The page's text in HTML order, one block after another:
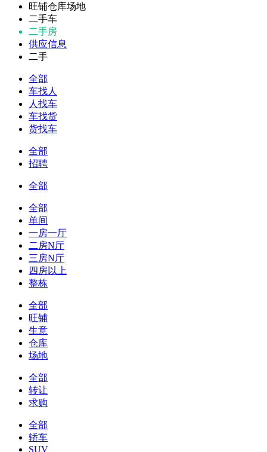
旺铺仓库场地
二手车
二手房
供应信息
二手
全部
车找人
人找车
车找货
货找车
全部
招聘
全部
全部
单间
一房一厅
二房N厅
三房N厅
四房以上
整栋
全部
旺铺
生意
仓库
场地
全部
转让
求购
全部
轿车
SUV